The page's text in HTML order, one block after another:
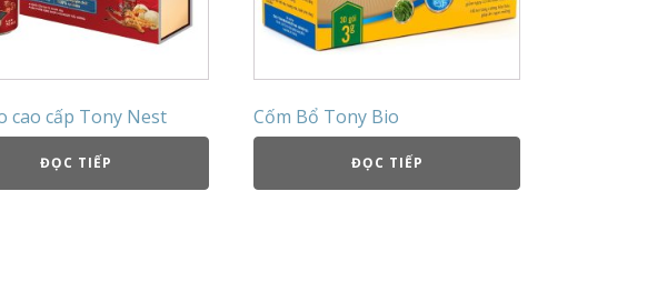
cao cấp Tony Nest
ĐỌC TIẾP
Cốm Bổ Tony Bio
ĐỌC TIẾP